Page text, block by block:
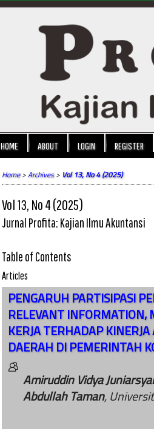
HOME ABOUT LOGIN REGISTER
Home>Archives> Vol 13, No 4 (2025)
Vol 13, No 4 (2025)
Jurnal Profita: Kajian Ilmu Akuntansi
Table of Contents
Articles
PENGARUH PARTISIPASI
RELEVANT INFORMATION,
KERJA TERHADAP
DAERAH DI PEMERINTAH
Amiruddin Vidya
Abdullah Taman,